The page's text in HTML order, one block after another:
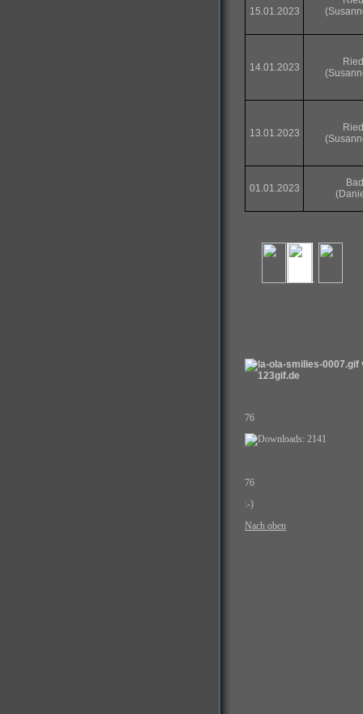
15.01.2023
14.01.2023
13.01.2023
01.01.2023
76
76
:-)
Nach oben